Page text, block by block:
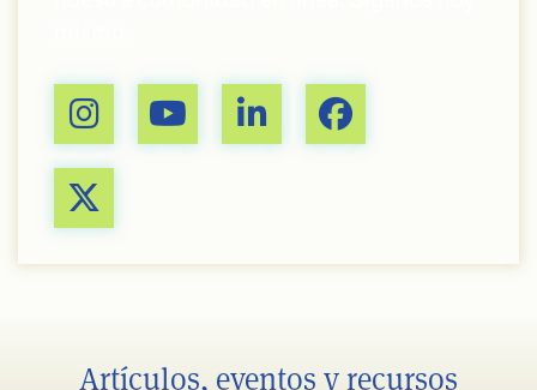
Artículos, eventos y recursos